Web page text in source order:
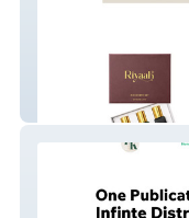
Riyaah Perfume